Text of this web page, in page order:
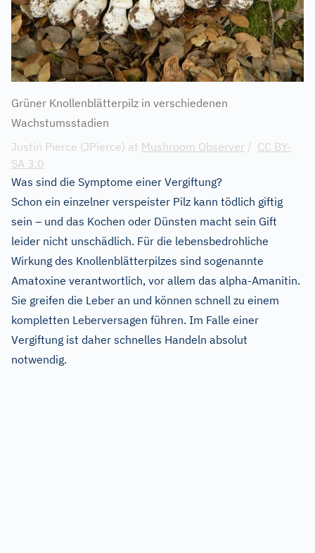
Grüner Knollenblätterpilz in verschiedenen
Wachstumsstadien
Justin Pierce (JPierce) at Mushroom Observer / CC BY-
SA 3.0
Was sind die Symptome einer Vergiftung?
Schon ein einzelner verspeister Pilz kann tödlich giftig
sein – und das Kochen oder Dünsten macht sein Gift
leider nicht unschädlich. Für die lebensbedrohliche
Wirkung des Knollenblätterpilzes sind sogenannte
Amatoxine verantwortlich, vor allem das alpha-Amanitin.
Sie greifen die Leber an und können schnell zu einem
kompletten Leberversagen führen. Im Falle einer
Vergiftung ist daher schnelles Handeln absolut
notwendig.